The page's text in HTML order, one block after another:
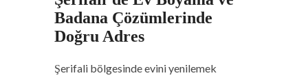
Badana Çözümlerinde
Doğru Adres
Şerifali bölgesinde evini yenilemek